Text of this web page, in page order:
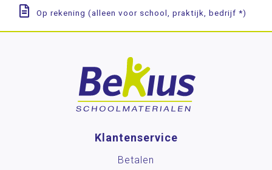
Op rekening (alleen voor school, praktijk, bedrijf *)
Klantenservice
Betalen